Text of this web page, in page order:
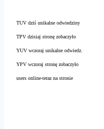
TUV dziś unikalne odwiedziny
TPV dzisiaj stronę zobaczyło
YUV wczoraj unikalne odwiedz.
YPV wczoraj stronę zobaczyło
users online-teraz na stronie